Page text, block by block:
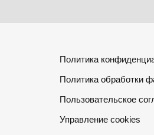
Политика
Политика обработки
Пользовательское
Управление cookies